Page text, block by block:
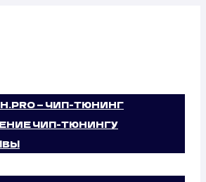
— ЧИП-ТЮНИНГ
ЧИП-ТЮНИНГУ